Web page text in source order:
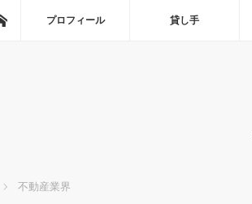
ホームプロフィール 貸し手
不動産業界